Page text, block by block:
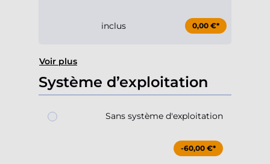
inclus 0,00 €*
Voir plus
Système d’exploitation
Sans système d'exploitation
-60,00 €*